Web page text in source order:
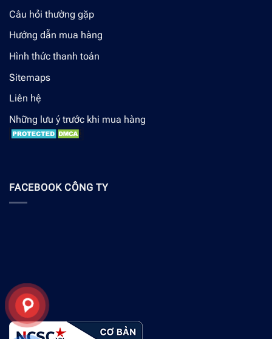
Câu hỏi thường gặp
Hướng dẫn mua hàng
Hình thức thanh toán
Sitemaps
Liên hệ
Những lưu ý trước khi mua hàng
FACEBOOK CÔNG TY